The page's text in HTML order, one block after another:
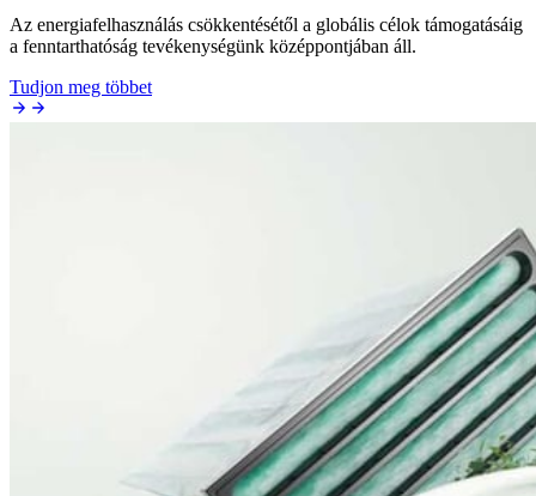
Az energiafelhasználás csökkentésétől a globális célok támogatásáig
a fenntarthatóság tevékenységünk középpontjában áll.
Tudjon meg többet